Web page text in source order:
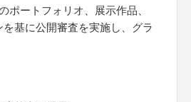
ポートフォリオ、展示作品、
基に公開審査を実施し、グラ